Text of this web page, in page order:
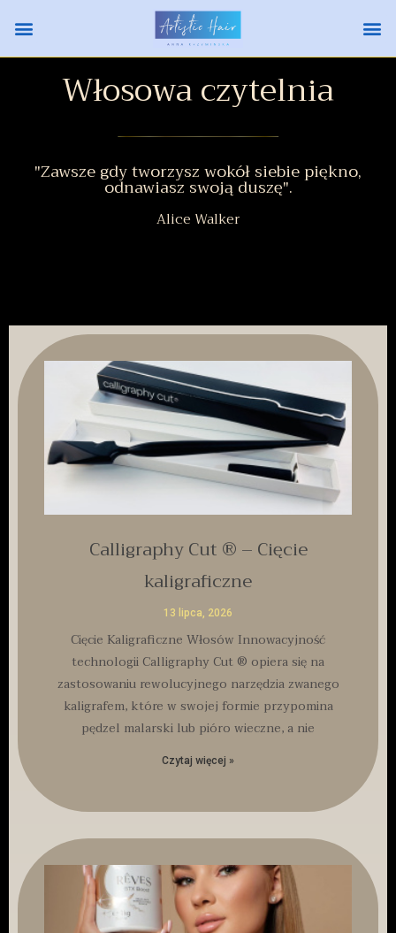
Włosowa czytelnia
"Zawsze gdy tworzysz wokół siebie piękno,
odnawiasz swoją duszę".
Alice Walker
Calligraphy Cut ® – Cięcie
kaligraficzne
13 lipca, 2026
Cięcie Kaligraficzne Włosów Innowacyjność
technologii Calligraphy Cut ® opiera się na
zastosowaniu rewolucyjnego narzędzia zwanego
kaligrafem, które w swojej formie przypomina
pędzel malarski lub pióro wieczne, a nie
Czytaj więcej »